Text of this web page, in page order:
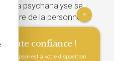
la psychanalyse se
de la personne et
×
toute confiance !
Wepsee est à votre disposition